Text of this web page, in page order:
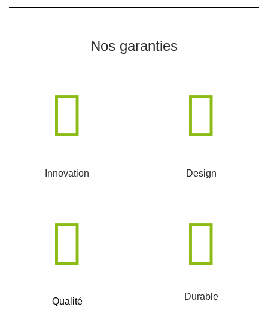
Nos garanties
Innovation Design
Qualité Durable